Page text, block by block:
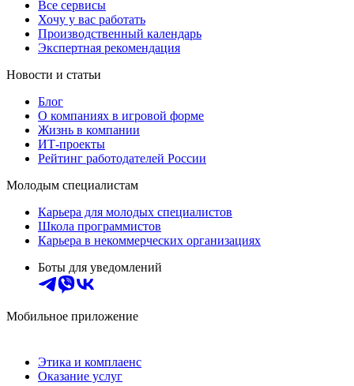
Все сервисы
Хочу у вас работать
Производственный календарь
Экспертная рекомендация
Новости и статьи
Блог
О компаниях в игровой форме
Жизнь в компании
ИТ-проекты
Рейтинг работодателей России
Молодым специалистам
Карьера для молодых специалистов
Школа программистов
Карьера в некоммерческих организациях
Боты для уведомлений
Мобильное приложение
Этика и комплаенс
Оказание услуг